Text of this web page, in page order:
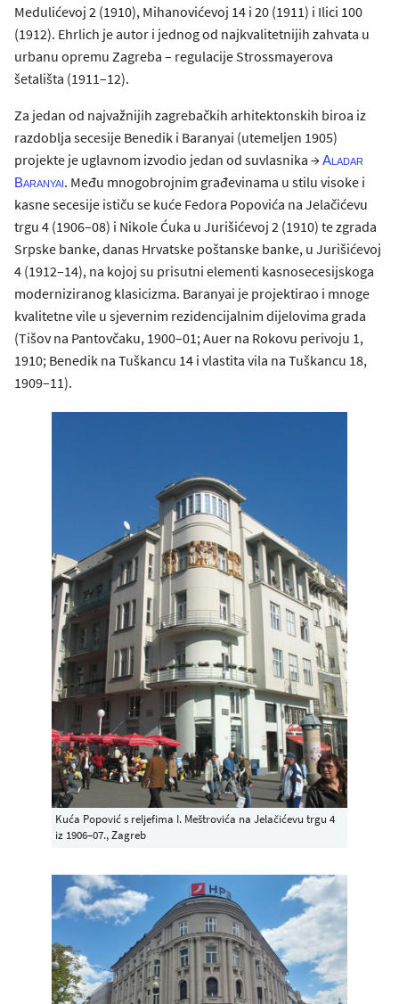
Medulićevoj 2 (1910), Mihanovićevoj 14 i 20 (1911) i Ilici 100
(1912). Ehrlich je autor i jednog od najkvalitetnijih zahvata u
urbanu opremu Zagreba – regulacije Strossmayerova
šetališta (1911–12).
Za jedan od najvažnijih zagrebačkih arhitektonskih biroa iz
razdoblja secesije Benedik i Baranyai (utemeljen 1905)
projekte je uglavnom izvodio jedan od suvlasnika →Aladar
Baranyai. Među mnogobrojnim građevinama u stilu visoke i
kasne secesije ističu se kuće Fedora Popovića na Jelačićevu
trgu 4 (1906–08) i Nikole Ćuka u Jurišićevoj 2 (1910) te zgrada
Srpske banke, danas Hrvatske poštanske banke, u Jurišićevoj
4 (1912–14), na kojoj su prisutni elementi kasnosecesijskoga
moderniziranog klasicizma. Baranyai je projektirao i mnoge
kvalitetne vile u sjevernim rezidencijalnim dijelovima grada
(Tišov na Pantovčaku, 1900–01; Auer na Rokovu perivoju 1,
1910; Benedik na Tuškancu 14 i vlastita vila na Tuškancu 18,
1909–11).
Kuća Popović s reljefima I. Meštrovića na Jelačićevu trgu 4
iz 1906–07., Zagreb